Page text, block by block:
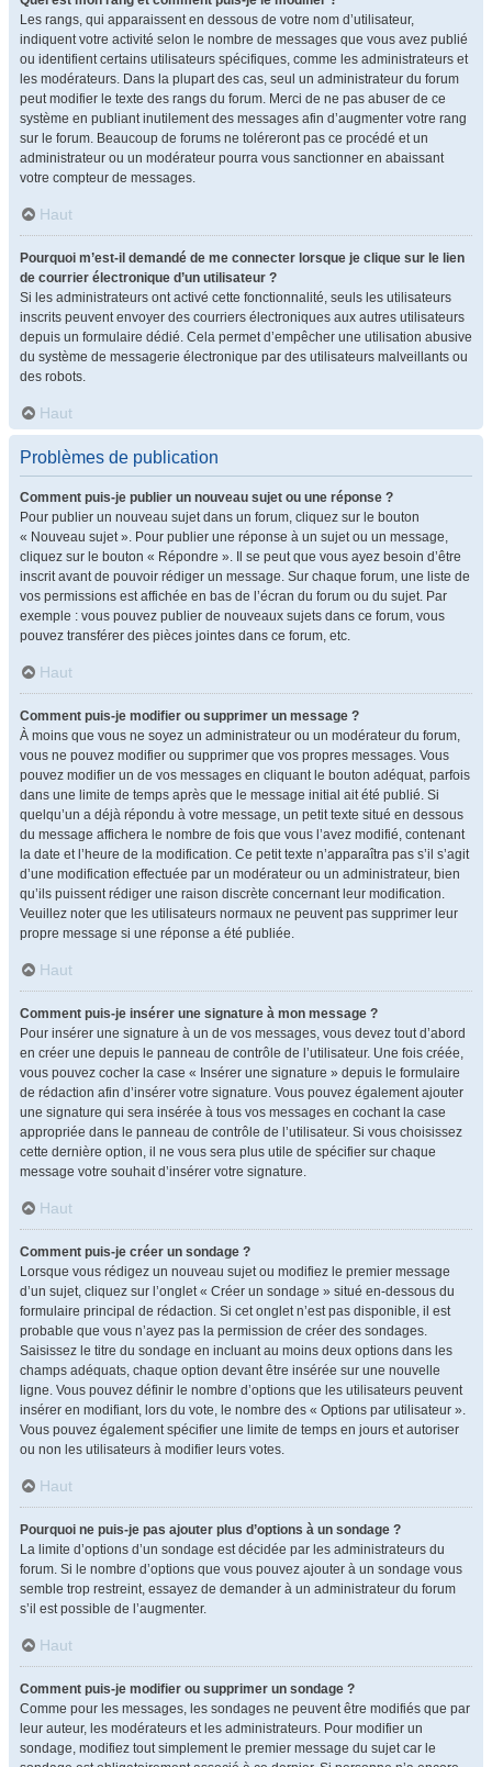
Les rangs, qui apparaissent en dessous de votre nom d’utilisateur,
indiquent votre activité selon le nombre de messages que vous avez publié
ou identifient certains utilisateurs spécifiques, comme les administrateurs et
les modérateurs. Dans la plupart des cas, seul un administrateur du forum
peut modifier le texte des rangs du forum. Merci de ne pas abuser de ce
système en publiant inutilement des messages afin d’augmenter votre rang
sur le forum. Beaucoup de forums ne toléreront pas ce procédé et un
administrateur ou un modérateur pourra vous sanctionner en abaissant
votre compteur de messages.
Haut
Pourquoi m’est-il demandé de me connecter lorsque je clique sur le lien
de courrier électronique d’un utilisateur ?
Si les administrateurs ont activé cette fonctionnalité, seuls les utilisateurs
inscrits peuvent envoyer des courriers électroniques aux autres utilisateurs
depuis un formulaire dédié. Cela permet d’empêcher une utilisation abusive
du système de messagerie électronique par des utilisateurs malveillants ou
des robots.
Haut
Problèmes de publication
Comment puis-je publier un nouveau sujet ou une réponse ?
Pour publier un nouveau sujet dans un forum, cliquez sur le bouton
« Nouveau sujet ». Pour publier une réponse à un sujet ou un message,
cliquez sur le bouton « Répondre ». Il se peut que vous ayez besoin d’être
inscrit avant de pouvoir rédiger un message. Sur chaque forum, une liste de
vos permissions est affichée en bas de l’écran du forum ou du sujet. Par
exemple : vous pouvez publier de nouveaux sujets dans ce forum, vous
pouvez transférer des pièces jointes dans ce forum, etc.
Haut
Comment puis-je modifier ou supprimer un message ?
À moins que vous ne soyez un administrateur ou un modérateur du forum,
vous ne pouvez modifier ou supprimer que vos propres messages. Vous
pouvez modifier un de vos messages en cliquant le bouton adéquat, parfois
dans une limite de temps après que le message initial ait été publié. Si
quelqu’un a déjà répondu à votre message, un petit texte situé en dessous
du message affichera le nombre de fois que vous l’avez modifié, contenant
la date et l’heure de la modification. Ce petit texte n’apparaîtra pas s’il s’agit
d’une modification effectuée par un modérateur ou un administrateur, bien
qu’ils puissent rédiger une raison discrète concernant leur modification.
Veuillez noter que les utilisateurs normaux ne peuvent pas supprimer leur
propre message si une réponse a été publiée.
Haut
Comment puis-je insérer une signature à mon message ?
Pour insérer une signature à un de vos messages, vous devez tout d’abord
en créer une depuis le panneau de contrôle de l’utilisateur. Une fois créée,
vous pouvez cocher la case « Insérer une signature » depuis le formulaire
de rédaction afin d’insérer votre signature. Vous pouvez également ajouter
une signature qui sera insérée à tous vos messages en cochant la case
appropriée dans le panneau de contrôle de l’utilisateur. Si vous choisissez
cette dernière option, il ne vous sera plus utile de spécifier sur chaque
message votre souhait d’insérer votre signature.
Haut
Comment puis-je créer un sondage ?
Lorsque vous rédigez un nouveau sujet ou modifiez le premier message
d’un sujet, cliquez sur l’onglet « Créer un sondage » situé en-dessous du
formulaire principal de rédaction. Si cet onglet n’est pas disponible, il est
probable que vous n’ayez pas la permission de créer des sondages.
Saisissez le titre du sondage en incluant au moins deux options dans les
champs adéquats, chaque option devant être insérée sur une nouvelle
ligne. Vous pouvez définir le nombre d’options que les utilisateurs peuvent
insérer en modifiant, lors du vote, le nombre des « Options par utilisateur ».
Vous pouvez également spécifier une limite de temps en jours et autoriser
ou non les utilisateurs à modifier leurs votes.
Haut
Pourquoi ne puis-je pas ajouter plus d’options à un sondage ?
La limite d’options d’un sondage est décidée par les administrateurs du
forum. Si le nombre d’options que vous pouvez ajouter à un sondage vous
semble trop restreint, essayez de demander à un administrateur du forum
s’il est possible de l’augmenter.
Haut
Comment puis-je modifier ou supprimer un sondage ?
Comme pour les messages, les sondages ne peuvent être modifiés que par
leur auteur, les modérateurs et les administrateurs. Pour modifier un
sondage, modifiez tout simplement le premier message du sujet car le